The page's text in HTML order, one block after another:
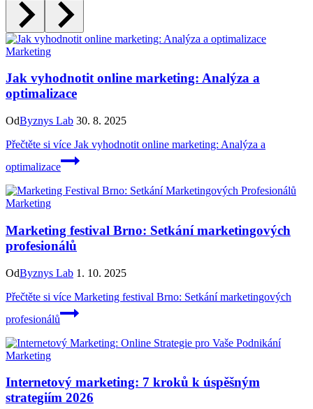
Marketing
Jak vyhodnotit online marketing: Analýza a
optimalizace
OdByznys Lab 30. 8. 2025
Přečtěte si více Jak vyhodnotit online marketing: Analýza a
optimalizace
Marketing
Marketing festival Brno: Setkání marketingových
profesionálů
OdByznys Lab 1. 10. 2025
Přečtěte si více Marketing festival Brno: Setkání marketingových
profesionálů
Marketing
Internetový marketing: 7 kroků k úspěšným
strategiím 2026